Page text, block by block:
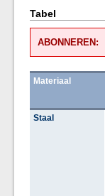
Tabel
ABONNEREN:
Materiaal
Staal